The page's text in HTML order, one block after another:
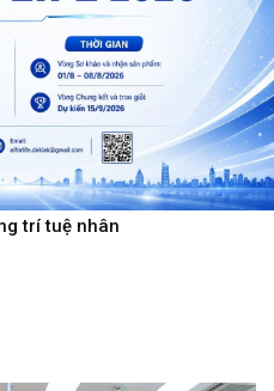
trí tuệ nhân